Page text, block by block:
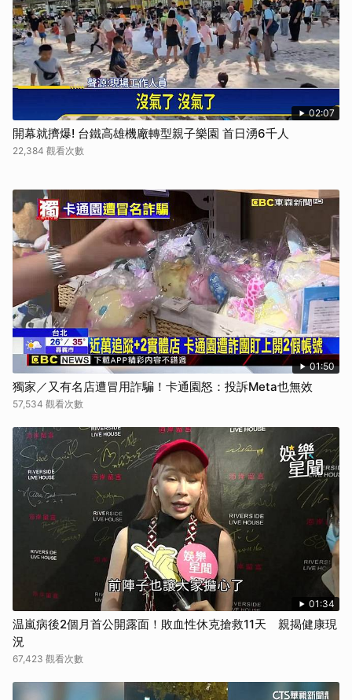
02:07
開幕就擠爆! 台鐵高雄機廠轉型親子樂園 首日湧6千人
22,384 觀看次數
01:50
獨家／又有名店遭冒用詐騙！卡通園怒：投訴Meta也無效
57,534 觀看次數
01:34
温嵐病後2個月首公開露面！敗血性休克搶救11天 親揭健康現
況
67,423 觀看次數